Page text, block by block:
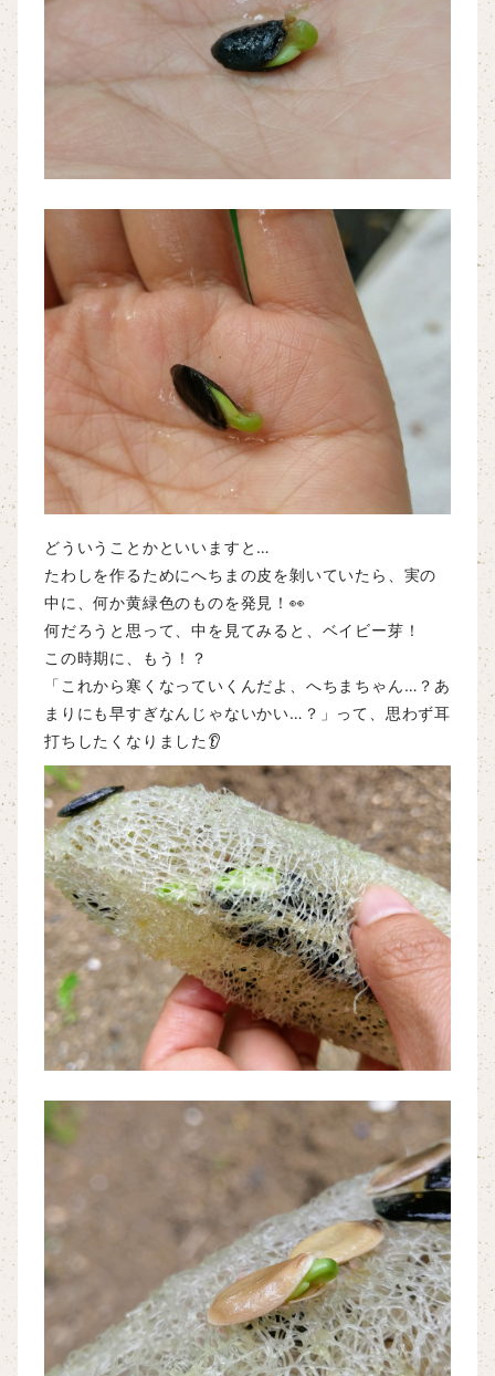
どういうことかといいますと…
たわしを作るためにへちまの皮を剝いていたら、実の
中に、何か黄緑色のものを発見！👀
何だろうと思って、中を見てみると、ベイビー芽！
この時期に、もう！？
「これから寒くなっていくんだよ、へちまちゃん…？あ
まりにも早すぎなんじゃないかい…？」って、思わず耳
打ちしたくなりました👂